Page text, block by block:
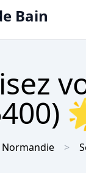
Bain
Normandie